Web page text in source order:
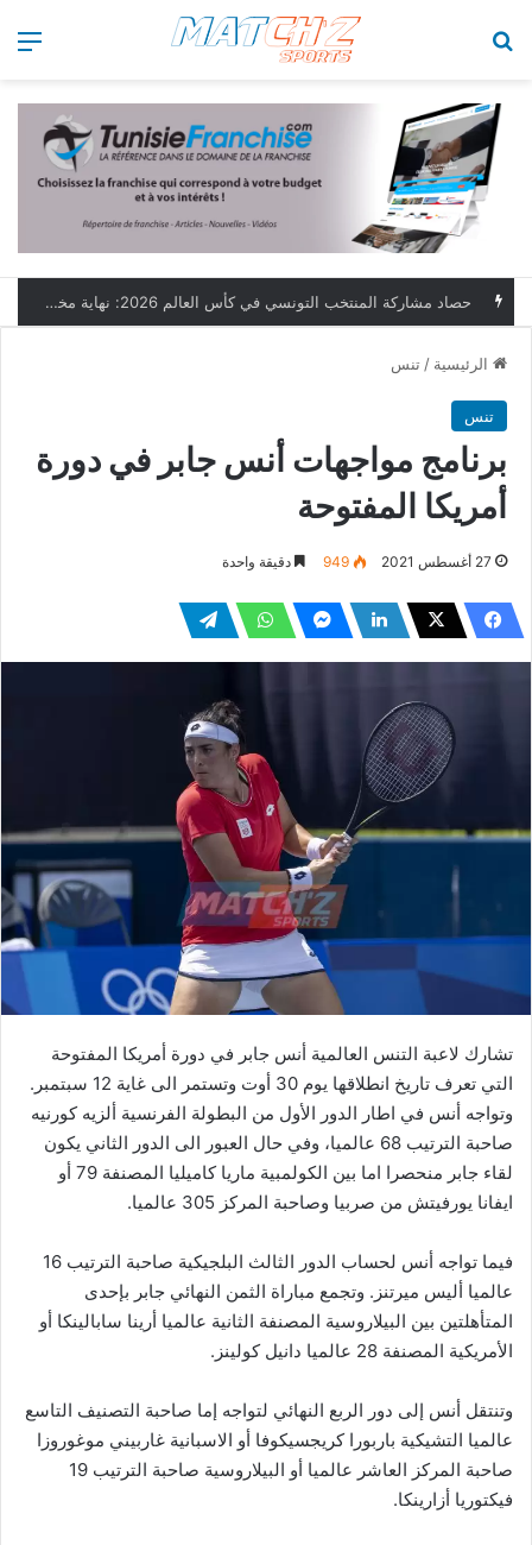
حصاد مشاركة المنتخب التونسي في كأس العالم 2026: نهاية مخيبة وطموحات مؤجلة
الرئيسية / تنس
تنس
برنامج مواجهات أنس جابر في دورة
أمريكا المفتوحة
27 أغسطس 2021 949 دقيقة واحدة
تشارك لاعبة التنس العالمية أنس جابر في دورة أمريكا المفتوحة
التي تعرف تاريخ انطلاقها يوم 30 أوت وتستمر الى غاية 12 سبتمبر.
وتواجه أنس في اطار الدور الأول من البطولة الفرنسية ألزيه كورنيه
صاحبة الترتيب 68 عالميا، وفي حال العبور الى الدور الثاني يكون
لقاء جابر منحصرا اما بين الكولمبية ماريا كاميليا المصنفة 79 أو
ايفانا يورفيتش من صربيا وصاحبة المركز 305 عالميا.
فيما تواجه أنس لحساب الدور الثالث البلجيكية صاحبة الترتيب 16
عالميا أليس ميرتنز. وتجمع مباراة الثمن النهائي جابر بإحدى
المتأهلتين بين البيلاروسية المصنفة الثانية عالميا أرينا سابالينكا أو
الأمريكية المصنفة 28 عالميا دانيل كولينز.
وتنتقل أنس إلى دور الربع النهائي لتواجه إما صاحبة التصنيف التاسع
عالميا التشيكية باربورا كريجسيكوفا أو الاسبانية غاربيني موغوروزا
صاحبة المركز العاشر عالميا أو البيلاروسية صاحبة الترتيب 19
فيكتوريا أزارينكا.